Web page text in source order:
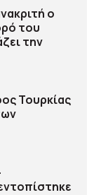
ο
του
την
Τουρκίας